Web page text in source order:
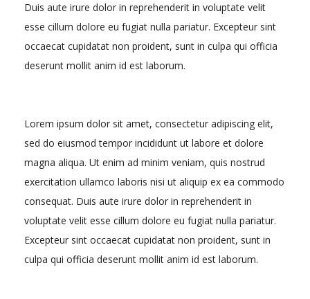
Duis aute irure dolor in reprehenderit in voluptate velit
esse cillum dolore eu fugiat nulla pariatur. Excepteur sint
occaecat cupidatat non proident, sunt in culpa qui officia
deserunt mollit anim id est laborum.
Lorem ipsum dolor sit amet, consectetur adipiscing elit,
sed do eiusmod tempor incididunt ut labore et dolore
magna aliqua. Ut enim ad minim veniam, quis nostrud
exercitation ullamco laboris nisi ut aliquip ex ea commodo
consequat. Duis aute irure dolor in reprehenderit in
voluptate velit esse cillum dolore eu fugiat nulla pariatur.
Excepteur sint occaecat cupidatat non proident, sunt in
culpa qui officia deserunt mollit anim id est laborum.